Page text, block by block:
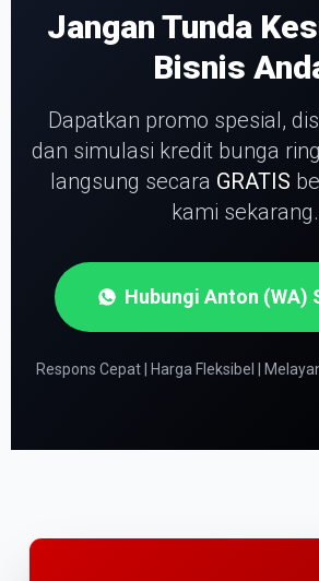
Jangan Tunda
Bisnis
Dapatkan promo spesial,
dan simulasi kredit bunga
langsung secara GRATIS
kami sekarang.
Hubungi Anton (WA)
Respons Cepat | Harga Fleksibel |